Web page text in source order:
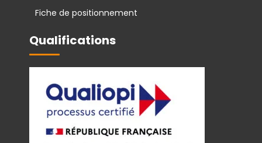
Fiche de positionnement
Qualifications